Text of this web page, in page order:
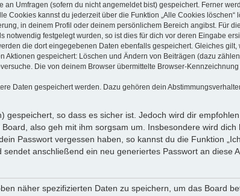
Umfragen (sofern du nicht angemeldet bist) gespeichert. Ferner
Cookies kannst du jederzeit über die Funktion „Alle Cookies löschen“
in deinem Profil oder deinem persönlichem Bereich angibst. Für
festgelegt wurden, so ist dies für dich vor deren Eingabe
die dort eingegebenen Daten ebenfalls gespeichert. Gleiches
gespeichert: Löschen und Ändern von Beiträgen (dazu
Die von deinem Browser übermittelte Browser-
Daten gespeichert werden. Dazu gehören dein
gespeichert, so dass es sicher ist. Jedoch wird dir
also geh mit ihm sorgsam um. Insbesondere wird
Passwort vergessen haben, so kannst du die Funktion
anschließend ein neu generiertes Passwort an diese
näher spezifizierten Daten zu speichern, um das Board